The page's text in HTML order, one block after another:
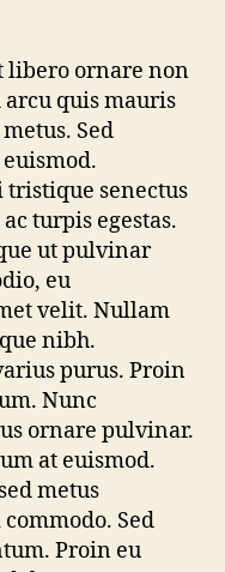
libero ornare non
quis mauris
Sed
senectus
turpis egestas.
ut pulvinar
eu
velit. Nullam
nibh.
purus. Proin
Nunc
ornare pulvinar.
at euismod.
metus
Sed
Proin eu